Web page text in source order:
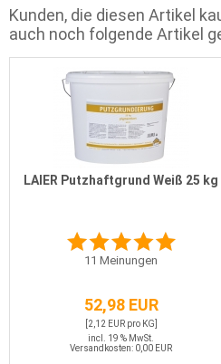
Kunden, die diesen Artikel
auch noch folgende Artikel
LAIER Putzhaftgrund Weiß 25 kg
11 Meinungen
52,98 EUR
[2,12 EUR pro KG]
incl. 19 % MwSt.
Versandkosten: 0,00 EUR